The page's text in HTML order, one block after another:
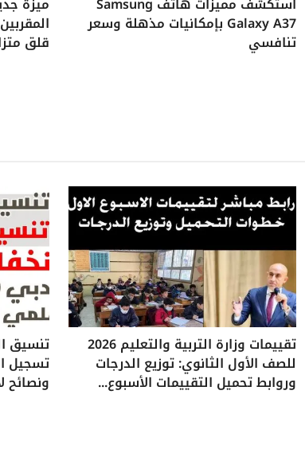
Galaxy A37 بإمكانيات مذهلة وسعر
تنافسي قلق
تقييمات وزارة التربية والتعليم 2026
للصف الأول الثانوي: توزيع الدرجات
وروابط تحميل التقييمات الأسبوع...
تسجيل
ونصائح